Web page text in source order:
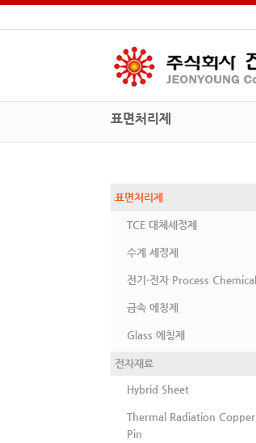
표면처리제
표면처리제
TCE 대체세정제
수계 세정제
전기·전자 Process Chemical
금속 에칭제
Glass 에칭제
전자재료
Hybrid Sheet
Thermal Radiation Copper
Pin